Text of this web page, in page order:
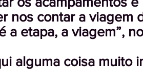
nos contar a viagem
a etapa, a viagem”,
alguma coisa muito